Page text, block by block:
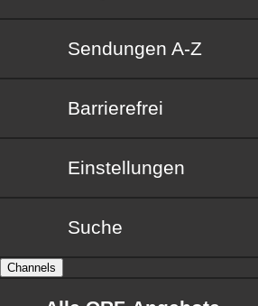
Sendungen von A bis Z
Sendungen A-Z
Barrierefrei
Barrierefrei
Einstellungen
Suche
Channels